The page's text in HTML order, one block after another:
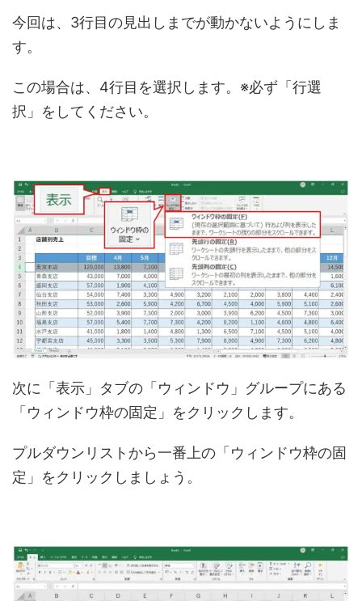
今回は、3行目の見出しまでが動かないようにしま
す。
この場合は、4行目を選択します。※必ず「行選
択」をしてください。
次に「表示」タブの「ウィンドウ」グループにある
「ウィンドウ枠の固定」をクリックします。
プルダウンリストから一番上の「ウィンドウ枠の固
定」をクリックしましょう。